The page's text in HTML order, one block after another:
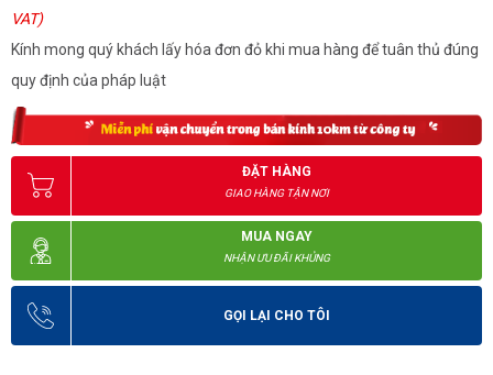
VAT)
Kính mong quý khách lấy hóa đơn đỏ khi mua hàng để tuân thủ đúng
quy định của pháp luật
ĐẶT HÀNG
GIAO HÀNG TẬN NƠI
MUA NGAY
NHẬN ƯU ĐÃI KHỦNG
GỌI LẠI CHO TÔI